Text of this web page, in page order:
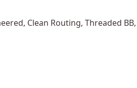
Clean Routing, Threaded BB,